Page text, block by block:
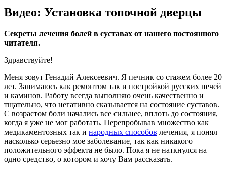
Видео: Установка топочной дверцы
Секреты лечения болей в суставах от нашего постоянного
читателя.
Здравствуйте!
Меня зовут Генадий Алексеевич. Я печник со стажем более 20
лет. Занимаюсь как ремонтом так и постройкой русских печей
и каминов. Работу всегда выполняю очень качественно и
тщательно, что негативно сказывается на состояние суставов.
С возрастом боли начались все сильнее, вплоть до состояния,
когда я уже не мог работать. Перепробывав множество как
медикаментозных так и народных способов лечения, я понял
насколько серьезно мое заболевание, так как никакого
положительного эффекта не было. Пока я не наткнулся на
одно средство, о котором и хочу Вам рассказать.